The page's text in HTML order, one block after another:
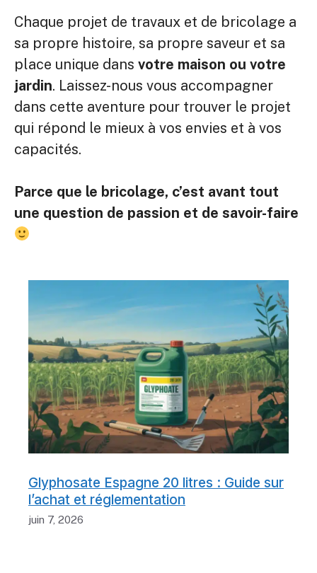
Chaque projet de travaux et de bricolage a
sa propre histoire, sa propre saveur et sa
place unique dans votre maison ou votre
jardin. Laissez-nous vous accompagner
dans cette aventure pour trouver le projet
qui répond le mieux à vos envies et à vos
capacités.
Parce que le bricolage, c’est avant tout
une question de passion et de savoir-faire
Glyphosate Espagne 20 litres : Guide sur
l’achat et réglementation
juin 7, 2026